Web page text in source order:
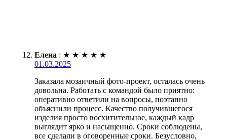
Елена : ★ ★ ★ ★ ★
01.03.2025
Заказала мозаичный фото-проект, осталась очень
довольна. Работать с командой было приятно:
оперативно ответили на вопросы, поэтапно
объяснили процесс. Качество получившегося
изделия просто восхитительное, каждый кадр
выглядит ярко и насыщенно. Сроки соблюдены,
все сделали в оговоренные сроки. Безусловно,